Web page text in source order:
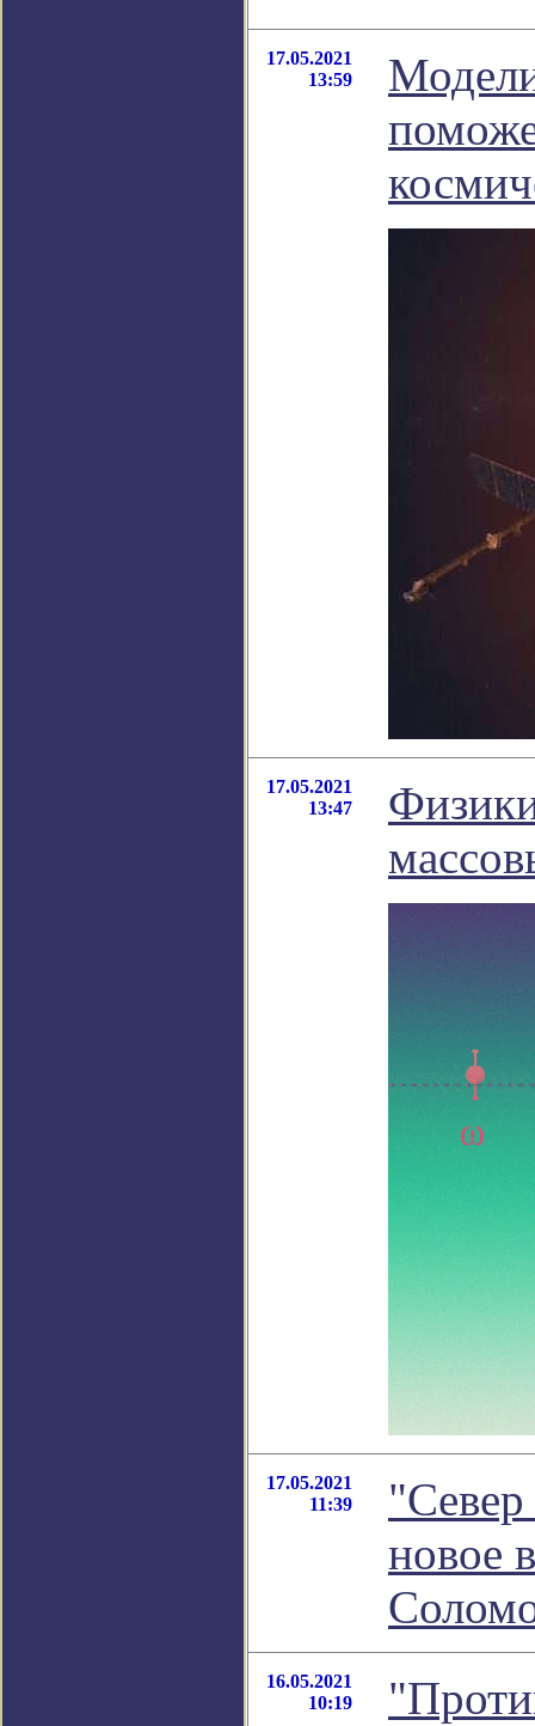
17.05.2021
13:59
17.05.2021
13:47
17.05.2021
11:39
новое
16.05.2021
10:19